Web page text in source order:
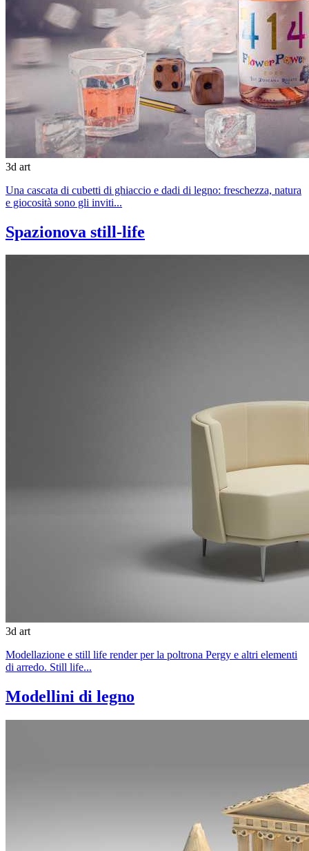
3d art
Una cascata di cubetti di ghiaccio e dadi di legno: freschezza, natura
e giocosità sono gli inviti...
Spazionova still-life
3d art
Modellazione e still life render per la poltrona Pergy e altri elementi
di arredo. Still life...
Modellini di legno